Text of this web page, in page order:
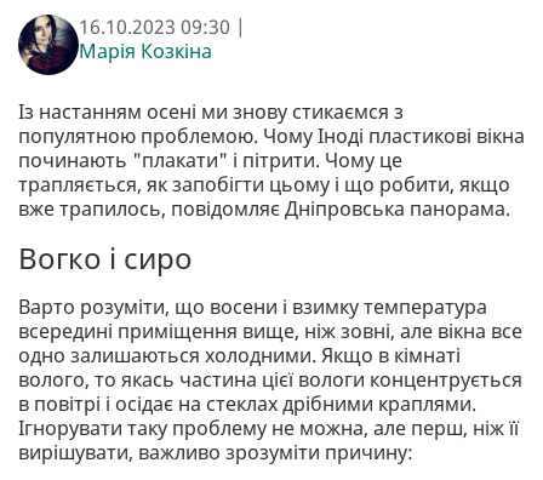
16.10.2023 09:30 |
Марія Козкіна
Із настанням осені ми знову стикаємся з
популятною проблемою. Чому Іноді пластикові вікна
починають "плакати" і пітрити. Чому це
трапляється, як запобігти цьому і що робити, якщо
вже трапилось, повідомляє Дніпровська панорама.
Вогко і сиро
Варто розуміти, що восени і взимку температура
всередині приміщення вище, ніж зовні, але вікна все
одно залишаються холодними. Якщо в кімнаті
волого, то якась частина цієї вологи концентрується
в повітрі і осідає на стеклах дрібними краплями.
Ігнорувати таку проблему не можна, але перш, ніж її
вирішувати, важливо зрозуміти причину: